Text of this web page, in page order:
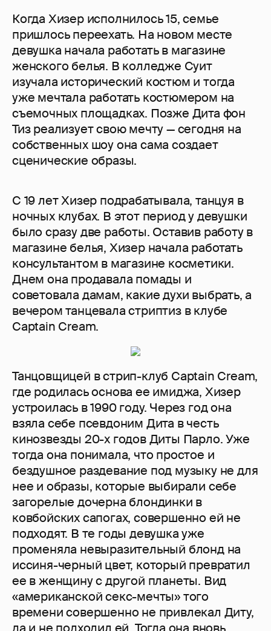
Когда Хизер исполнилось 15, семье
пришлось переехать. На новом месте
девушка начала работать в магазине
женского белья. В колледже Суит
изучала исторический костюм и тогда
уже мечтала работать костюмером на
съемочных площадках. Позже Дита фон
Тиз реализует свою мечту — сегодня на
собственных шоу она сама создает
сценические образы.
С 19 лет Хизер подрабатывала, танцуя в
ночных клубах. В этот период у девушки
было сразу две работы. Оставив работу в
магазине белья, Хизер начала работать
консультантом в магазине косметики.
Днем она продавала помады и
советовала дамам, какие духи выбрать, а
вечером танцевала стриптиз в клубе
Captain Cream.
Танцовщицей в стрип-клуб Captain Cream,
где родилась основа ее имиджа, Хизер
устроилась в 1990 году. Через год она
взяла себе псевдоним Дита в честь
кинозвезды 20-х годов Диты Парло. Уже
тогда она понимала, что простое и
бездушное раздевание под музыку не для
нее и образы, которые выбирали себе
загорелые дочерна блондинки в
ковбойских сапогах, совершенно ей не
подходят. В те годы девушка уже
променяла невыразительный блонд на
иссиня-черный цвет, который превратил
ее в женщину с другой планеты. Вид
«американской секс-мечты» того
времени совершенно не привлекал Диту,